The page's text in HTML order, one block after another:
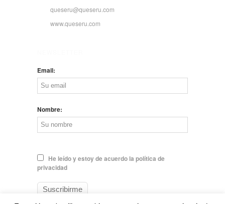
queseru@queseru.com
www.queseru.com
Email:
Nombre:
He leído y estoy de acuerdo la política de
privacidad